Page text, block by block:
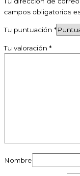
campos obligatorios
Tu puntuación *
Tu valoración *
Nombre